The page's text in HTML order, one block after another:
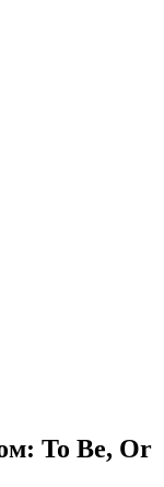
To Be, Or